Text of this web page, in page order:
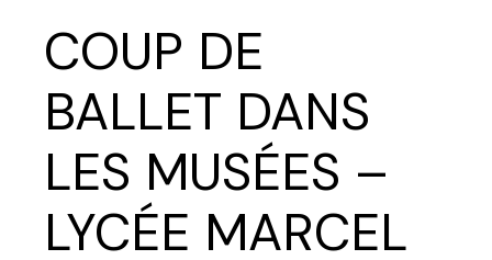
COUP DE
BALLET DANS
LES MUSÉES –
LYCÉE MARCEL